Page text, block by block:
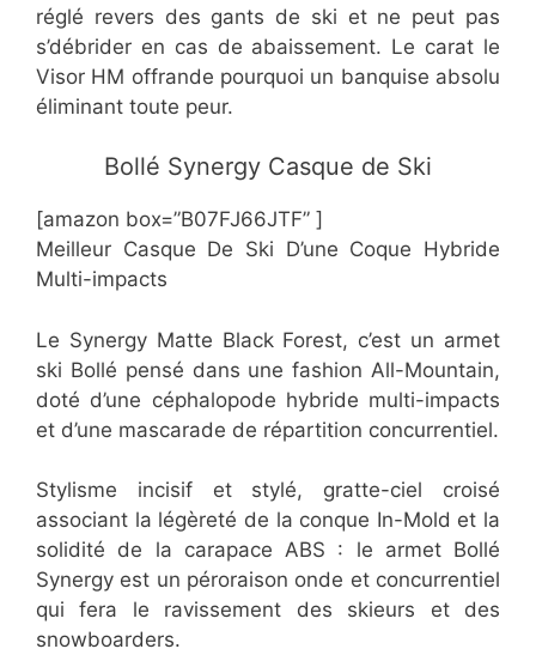
réglé revers des gants de ski et ne peut pas
s’débrider en cas de abaissement. Le carat le
Visor HM offrande pourquoi un banquise absolu
éliminant toute peur.
​​​Bollé Synergy Casque de Ski
[amazon box=”​B07FJ66JTF” ]
Meilleur Casque De Ski D’une Coque Hybride
Multi-impacts
Le Synergy Matte Black Forest, c’est un armet
ski Bollé pensé dans une fashion All-Mountain,
doté d’une céphalopode hybride multi-impacts
et d’une mascarade de répartition concurrentiel.
Stylisme incisif et stylé, gratte-ciel croisé
associant la légèreté de la conque In-Mold et la
solidité de la carapace ABS : le armet Bollé
Synergy est un péroraison onde et concurrentiel
qui fera le ravissement des skieurs et des
snowboarders.